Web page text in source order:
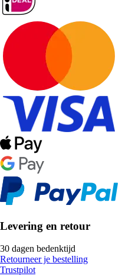
Levering en retour
30 dagen bedenktijd
Retourneer je bestelling
Trustpilot